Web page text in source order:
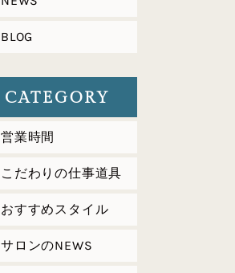
BLOG
CATEGORY
営業時間
こだわりの仕事道具
おすすめスタイル
サロンのNEWS